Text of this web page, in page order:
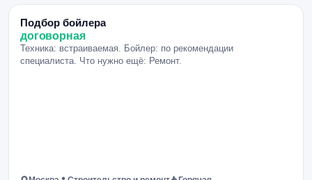
Подбор бойлера
договорная
Техника: встраиваемая. Бойлер: по рекомендации
специалиста. Что нужно ещё: Ремонт.